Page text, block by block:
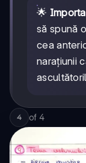
🌟
să spună
cea
narațiunii
4 of 4